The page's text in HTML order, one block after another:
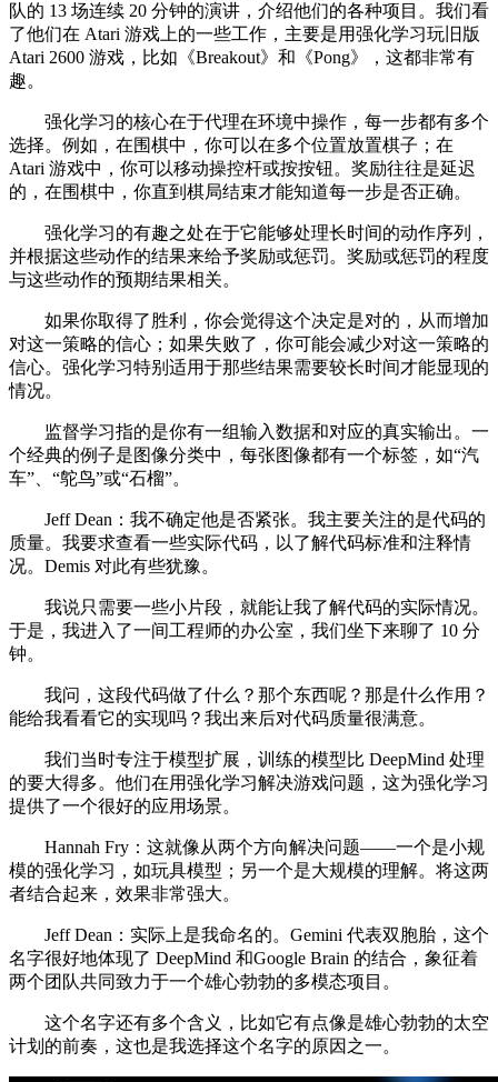
队的 13 场连续 20 分钟的演讲，介绍他们的各种项目。我们看
了他们在 Atari 游戏上的一些工作，主要是用强化学习玩旧版
Atari 2600 游戏，比如《Breakout》和《Pong》，这都非常有
趣。
强化学习的核心在于代理在环境中操作，每一步都有多个
选择。例如，在围棋中，你可以在多个位置放置棋子；在
Atari 游戏中，你可以移动操控杆或按按钮。奖励往往是延迟
的，在围棋中，你直到棋局结束才能知道每一步是否正确。
强化学习的有趣之处在于它能够处理长时间的动作序列，
并根据这些动作的结果来给予奖励或惩罚。奖励或惩罚的程度
与这些动作的预期结果相关。
如果你取得了胜利，你会觉得这个决定是对的，从而增加
对这一策略的信心；如果失败了，你可能会减少对这一策略的
信心。强化学习特别适用于那些结果需要较长时间才能显现的
情况。
监督学习指的是你有一组输入数据和对应的真实输出。一
个经典的例子是图像分类中，每张图像都有一个标签，如“汽
车”、“鸵鸟”或“石榴”。
Jeff Dean：我不确定他是否紧张。我主要关注的是代码的
质量。我要求查看一些实际代码，以了解代码标准和注释情
况。Demis 对此有些犹豫。
我说只需要一些小片段，就能让我了解代码的实际情况。
于是，我进入了一间工程师的办公室，我们坐下来聊了 10 分
钟。
我问，这段代码做了什么？那个东西呢？那是什么作用？
能给我看看它的实现吗？我出来后对代码质量很满意。
我们当时专注于模型扩展，训练的模型比 DeepMind 处理
的要大得多。他们在用强化学习解决游戏问题，这为强化学习
提供了一个很好的应用场景。
Hannah Fry：这就像从两个方向解决问题——一个是小规
模的强化学习，如玩具模型；另一个是大规模的理解。将这两
者结合起来，效果非常强大。
Jeff Dean：实际上是我命名的。Gemini 代表双胞胎，这个
名字很好地体现了 DeepMind 和Google Brain 的结合，象征着
两个团队共同致力于一个雄心勃勃的多模态项目。
这个名字还有多个含义，比如它有点像是雄心勃勃的太空
计划的前奏，这也是我选择这个名字的原因之一。